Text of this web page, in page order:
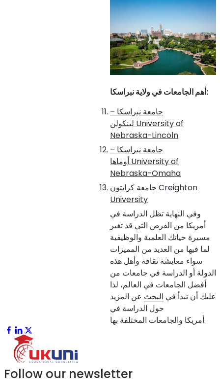
أهم الجامعات في ولاية نبراسكا:
جامعة نبراسكا –
University of
Nebraska-Lincoln
جامعة نبراسكا –
University of
Nebraska-Omaha
Creighton
University
وفي النهاية تظل الدراسة في
أمريكا من الفرص التي قد تغير
مسيرة حياتك العلمية والوظيفية
لما فيها من العديد من المميزات
سواء معايشة ثقافة وأهل هذه
الدولة أو الدراسة في جامعات من
أفضل الجامعات في العالم، لذا
عليك أن تبدأ في البحث عن المزيد
حول الدراسة في
أمريكا والجامعات المختلفة بها.
Follow our newsletter